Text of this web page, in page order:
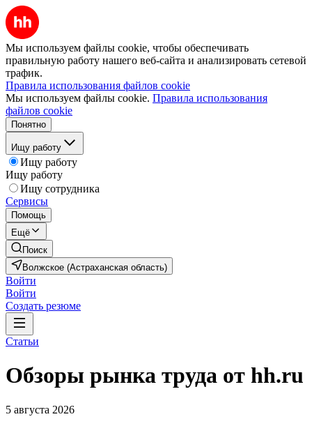
Мы используем файлы cookie, чтобы обеспечивать
правильную работу нашего веб-сайта и анализировать сетевой
трафик.
Правила использования файлов cookie
Мы используем файлы cookie. Правила использования
файлов cookie
Понятно
Ищу работу
Ищу работу
Ищу работу
Ищу сотрудника
Сервисы
Помощь
Ещё
Поиск
Волжское (Астраханская область)
Войти
Войти
Создать резюме
Статьи
Обзоры рынка труда от hh.ru
5 августа 2026